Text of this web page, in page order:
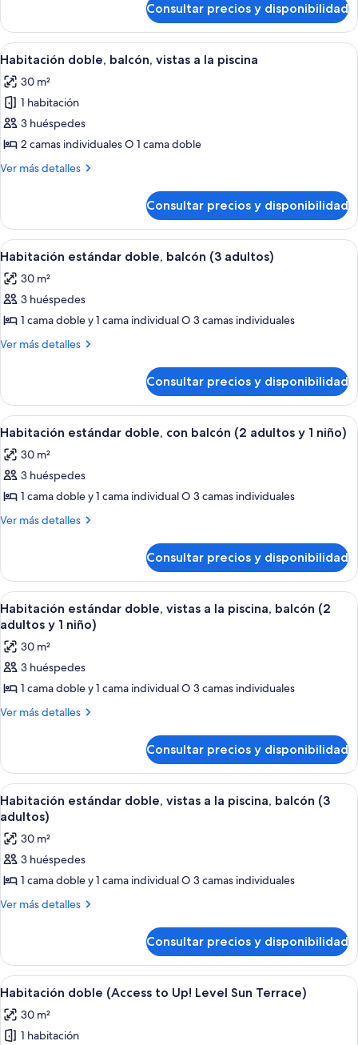
balcón
estándar
doble,
balcón
Consultar precios y disponibilidad
Abrir
todas
las
fotos
de
Habitación
doble,
a
la
piscina
Habitación de hotel con cama,
9
Habitación doble, balcón, vistas a la piscina
30 m²
1 habitación
3 huéspedes
2 camas individuales O 1 cama doble
Ver más detalles
Más
doble,
balcón,
vistas
la
piscina
Consultar precios y disponibilidad
Abrir
todas
las
fotos
de
Habitación
balcón
(3
adultos)
Una habitación de hotel moderna
9
Habitación estándar doble, balcón (3 adultos)
30 m²
3 huéspedes
1 cama doble y 1 cama individual O 3 camas individuales
Ver más detalles
Más
estándar
doble,
balcón
adultos)
Consultar precios y disponibilidad
Abrir
todas
las
fotos
de
Habitación
con
balcón
(2
adultos
y
niño)
Una habitación de hotel moderna
9
Habitación estándar doble, con balcón (2 adultos y 1 niño)
30 m²
3 huéspedes
1 cama doble y 1 cama individual O 3 camas individuales
Ver más detalles
Más
estándar
doble,
con
balcón
adultos
niño)
Consultar precios y disponibilidad
Abrir
todas
las
fotos
de
Habitación
estándar
a
la
piscina,
balcón
(2
adultos
y
niño)
Habitación de hotel con cama,
8
Habitación estándar doble, vistas a la piscina, balcón (2
adultos y 1 niño)
30 m²
3 huéspedes
1 cama doble y 1 cama individual O 3 camas individuales
Ver más detalles
Más
estándar
doble,
vistas
a
piscina,
balcón
adultos
y
1
Consultar precios y disponibilidad
Abrir
todas
las
fotos
de
Habitación
estándar
a
la
piscina,
balcón
(3
Habitación de hotel con cama,
13
Habitación estándar doble, vistas a la piscina, balcón (3
adultos)
30 m²
3 huéspedes
1 cama doble y 1 cama individual O 3 camas individuales
Ver más detalles
Más
estándar
doble,
vistas
la
piscina,
Consultar precios y disponibilidad
Abrir
todas
las
fotos
Habitación de hotel con cama,
4
Habitación doble (Access to Up! Level Sun Terrace)
30 m²
1 habitación